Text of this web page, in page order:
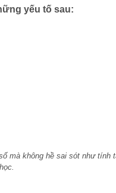
yếu tố sau:
mà không hề sai sót như tính